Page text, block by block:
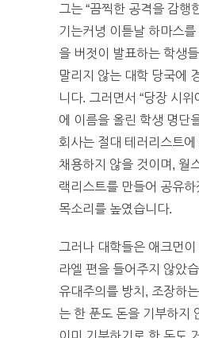
그는 “끔찍한 공격을 감행
기는커녕 이튿날 하마스
을 버젓이 발표하는 학생
말리지 않는 대학 당국에
니다. 그러면서 “당장 시
에 이름을 올린 학생 명단
회사는 절대 테러리스트
채용하지 않을 것이며, 월
랙리스트를 만들어 공유하
목소리를 높였습니다.
그러나 대학들은 애크먼
라엘 편을 들어주지 않았
유대주의를 방치, 조장하
는 한 푼도 돈을 기부하지